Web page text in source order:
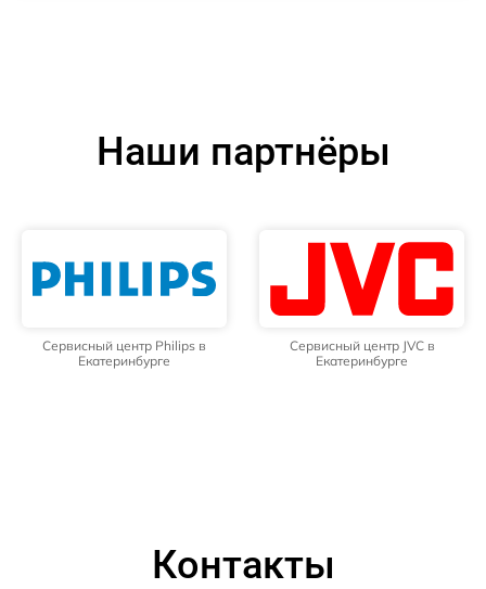
Наши партнёры
Сервисный центр Philips в
Екатеринбурге
Сервисный центр JVC в
Екатеринбурге
Контакты